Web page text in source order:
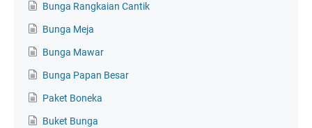
Bunga Rangkaian Cantik
Bunga Meja
Bunga Mawar
Bunga Papan Besar
Paket Boneka
Buket Bunga